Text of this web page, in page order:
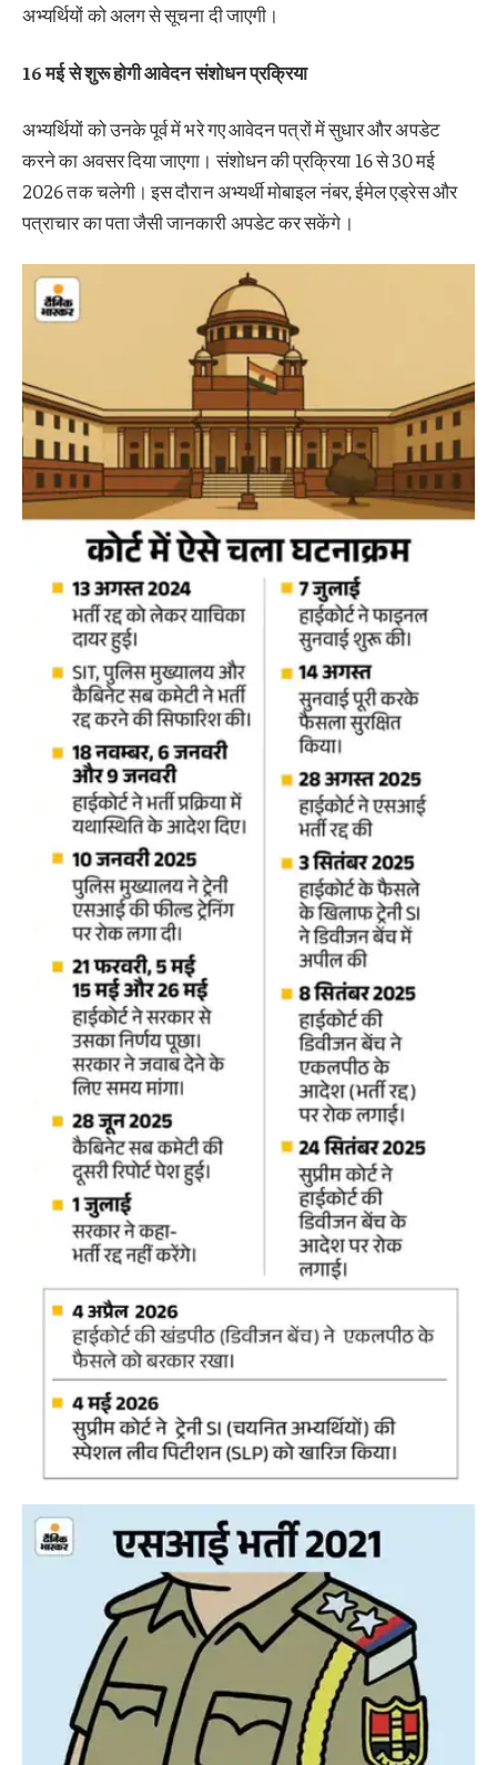
अभ्यर्थियों को अलग से सूचना दी जाएगी।
16 मई से शुरू होगी आवेदन संशोधन प्रक्रिया
अभ्यर्थियों को उनके पूर्व में भरे गए आवेदन पत्रों में सुधार और अपडेट
करने का अवसर दिया जाएगा। संशोधन की प्रक्रिया 16 से 30 मई
2026 तक चलेगी। इस दौरान अभ्यर्थी मोबाइल नंबर, ईमेल एड्रेस और
पत्राचार का पता जैसी जानकारी अपडेट कर सकेंगे।